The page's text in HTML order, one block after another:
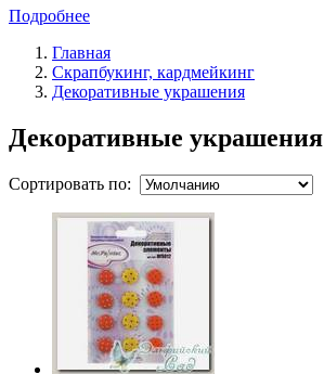
Подробнее
Главная
Скрапбукинг, кардмейкинг
Декоративные украшения
Декоративные украшения
Сортировать по: